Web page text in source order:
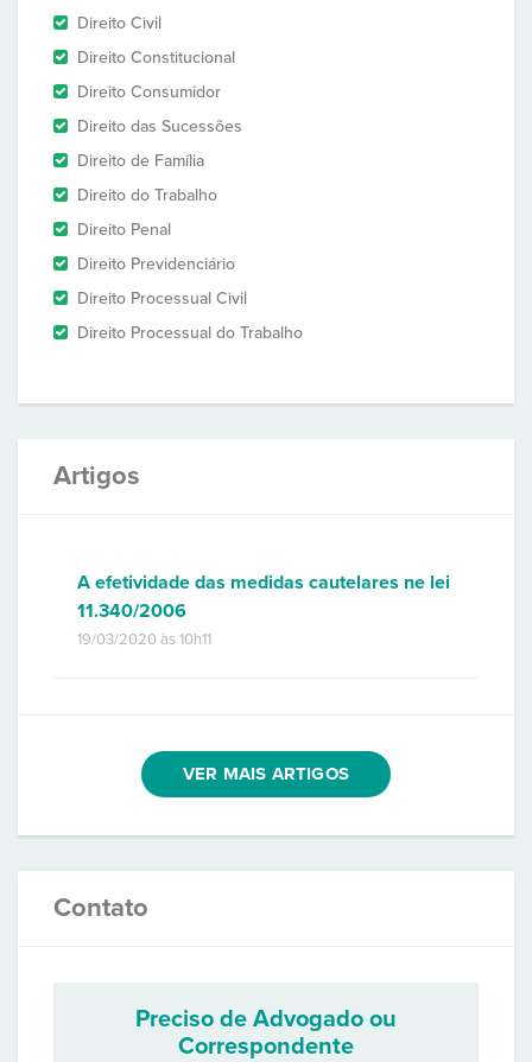
Direito Civil
Direito Constitucional
Direito Consumidor
Direito das Sucessões
Direito de Família
Direito do Trabalho
Direito Penal
Direito Previdenciário
Direito Processual Civil
Direito Processual do Trabalho
Artigos
A efetividade das medidas cautelares ne lei
11.340/2006
19/03/2020 às 10h11
VER MAIS ARTIGOS
Contato
Preciso de Advogado ou
Correspondente